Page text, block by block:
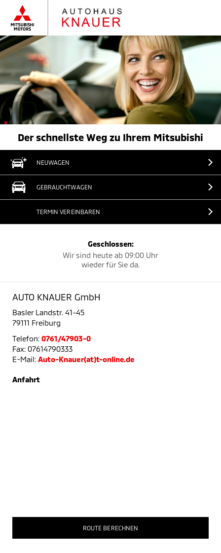
Der schnellste Weg zu Ihrem Mitsubishi
NEUWAGEN
GEBRAUCHTWAGEN
TERMIN VEREINBAREN
Geschlossen:
Wir sind heute ab 09:00 Uhr
wieder für Sie da.
AUTO KNAUER GmbH
Basler Landstr. 41-45
79111 Freiburg
Telefon: 0761/47903-0
Fax: 07614790333
E-Mail: Auto-Knauer(at)t-online.de
Anfahrt
ROUTE BERECHNEN